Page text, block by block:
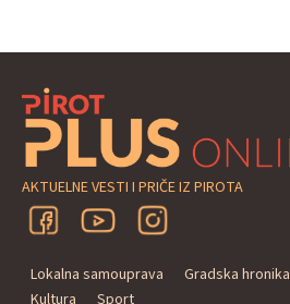
AKTUELNE VESTI I PRIČE IZ PIROTA
Lokalna samouprava Gradska hronika
Kultura
Sport